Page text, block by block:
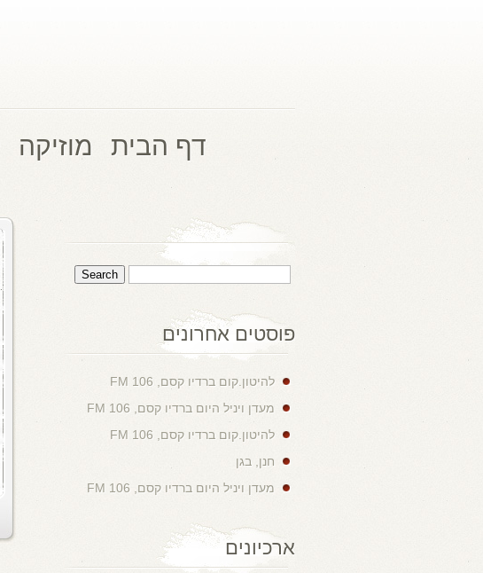
דף הבית מוזיקה
פוסטים אחרונים
להיטון.קום ברדיו קסם, 106 FM
מעדן ויניל היום ברדיו קסם, 106 FM
להיטון.קום ברדיו קסם, 106 FM
חנן, בגן
מעדן ויניל היום ברדיו קסם, 106 FM
ארכיונים